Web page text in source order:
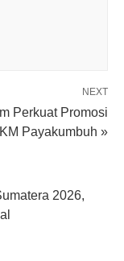
NEXT
Perkuat Promosi
Payakumbuh »
2026,